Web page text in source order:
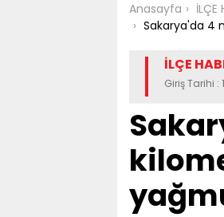
Anasayfa
İLÇE
Sakarya'da 4
İLÇE
Giriş Tarihi